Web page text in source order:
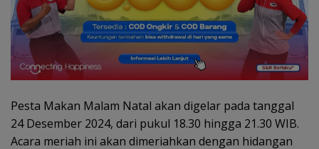
Pesta Makan Malam Natal akan digelar pada tanggal
24 Desember 2024, dari pukul 18.30 hingga 21.30 WIB.
Acara meriah ini akan dimeriahkan dengan hidangan